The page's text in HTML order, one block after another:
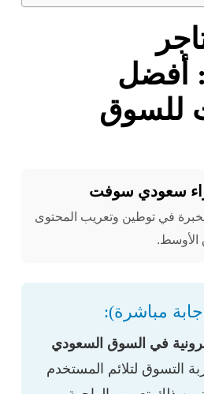
أفضل
للسوق
سعودي سوفت
من الخبرة في توطين وتعريب المحتوى
الأوسط.
مباشرة):
في السوق السعودي
التسوق لتلائم المستخدم